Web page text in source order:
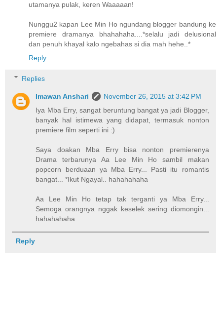
utamanya pulak, keren Waaaaan!
Nunggu2 kapan Lee Min Ho ngundang blogger bandung ke
premiere dramanya bhahahaha....*selalu jadi delusional
dan penuh khayal kalo ngebahas si dia mah hehe..*
Reply
Replies
Imawan Anshari
November 26, 2015 at 3:42 PM
Iya Mba Erry, sangat beruntung bangat ya jadi Blogger,
banyak hal istimewa yang didapat, termasuk nonton
premiere film seperti ini :)
Saya doakan Mba Erry bisa nonton premierenya
Drama terbarunya Aa Lee Min Ho sambil makan
popcorn berduaan ya Mba Erry... Pasti itu romantis
bangat... *Ikut Ngayal.. hahahahaha
Aa Lee Min Ho tetap tak terganti ya Mba Erry...
Semoga orangnya nggak keselek sering diomongin...
hahahahaha
Reply